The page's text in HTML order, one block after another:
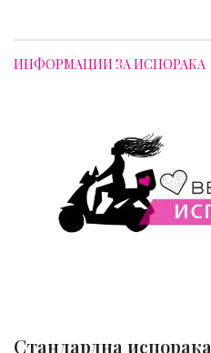
ИНФОРМАЦИИ ЗА ИСПОРАКА
Стандардна испорака